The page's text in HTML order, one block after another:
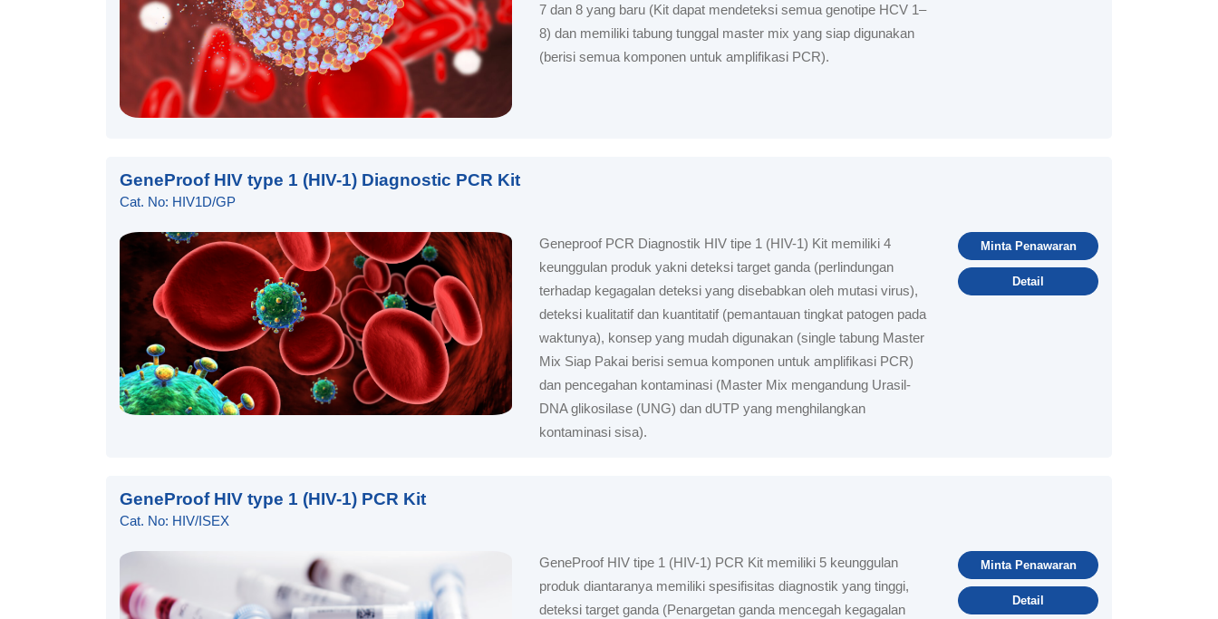
7 dan 8 yang baru (Kit dapat mendeteksi semua genotipe HCV 1–
8) dan memiliki tabung tunggal master mix yang siap digunakan
(berisi semua komponen untuk amplifikasi PCR).
GeneProof HIV type 1 (HIV-1) Diagnostic PCR Kit
Cat. No: HIV1D/GP
Geneproof PCR Diagnostik HIV tipe 1 (HIV-1) Kit memiliki 4
keunggulan produk yakni deteksi target ganda (perlindungan
terhadap kegagalan deteksi yang disebabkan oleh mutasi virus),
deteksi kualitatif dan kuantitatif (pemantauan tingkat patogen pada
waktunya), konsep yang mudah digunakan (single tabung Master
Mix Siap Pakai berisi semua komponen untuk amplifikasi PCR)
dan pencegahan kontaminasi (Master Mix mengandung Urasil-
DNA glikosilase (UNG) dan dUTP yang menghilangkan
kontaminasi sisa).
Minta Penawaran
Detail
GeneProof HIV type 1 (HIV-1) PCR Kit
Cat. No: HIV/ISEX
GeneProof HIV tipe 1 (HIV-1) PCR Kit memiliki 5 keunggulan
produk diantaranya memiliki spesifisitas diagnostik yang tinggi,
deteksi target ganda (Penargetan ganda mencegah kegagalan
Minta Penawaran
Detail